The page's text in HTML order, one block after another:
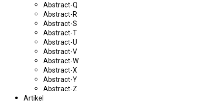
Abstract-Q
Abstract-R
Abstract-S
Abstract-T
Abstract-U
Abstract-V
Abstract-W
Abstract-X
Abstract-Y
Abstract-Z
Artikel